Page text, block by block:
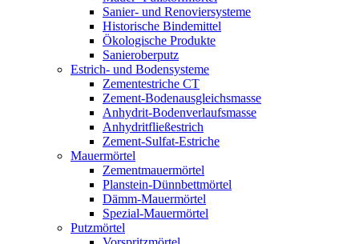
Sanier- und Renoviersysteme
Historische Bindemittel
Ökologische Produkte
Sanieroberputz
Estrich- und Bodensysteme
Zementestriche CT
Zement-Bodenausgleichsmasse
Anhydrit-Bodenverlaufsmasse
Anhydritfließestrich
Zement-Sulfat-Estriche
Mauermörtel
Zementmauermörtel
Planstein-Dünnbettmörtel
Dämm-Mauermörtel
Spezial-Mauermörtel
Putzmörtel